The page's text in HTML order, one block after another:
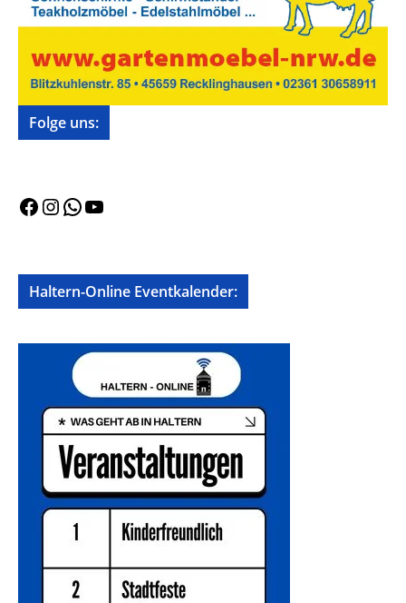
Folge uns:
Facebook
Instagram
WhatsApp
YouTube
Haltern-Online Eventkalender: